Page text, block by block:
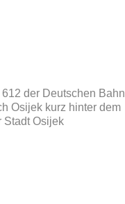
der Deutschen Bahn
Osijek kurz hinter dem
Stadt Osijek